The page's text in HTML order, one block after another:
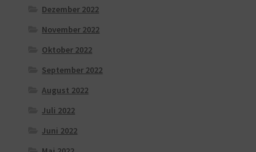
Dezember 2022
November 2022
Oktober 2022
September 2022
August 2022
Juli 2022
Juni 2022